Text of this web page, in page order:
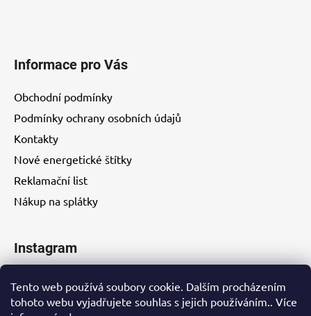
Tento web používá soubory cookie. Dalším procházením
tohoto webu vyjadřujete souhlas s jejich používáním.. Více
Informace pro Vás
Obchodní podmínky
Podmínky ochrany osobních údajů
Kontakty
Nové energetické štítky
Reklamační list
Nákup na splátky
Instagram